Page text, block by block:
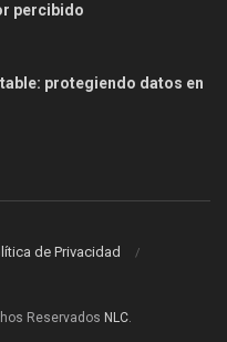
percibido
protegiendo datos en
de Privacidad
Reservados NLC